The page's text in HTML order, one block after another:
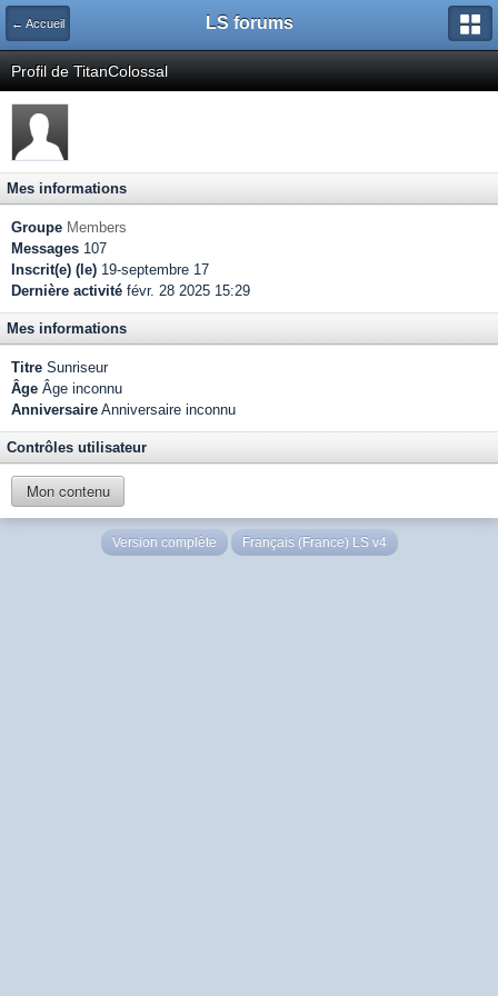
← Accueil LS forums
Profil de TitanColossal
Mes informations
Groupe Members
Messages 107
Inscrit(e) (le) 19-septembre 17
Dernière activité févr. 28 2025 15:29
Mes informations
Titre Sunriseur
Âge Âge inconnu
Anniversaire Anniversaire inconnu
Contrôles utilisateur
Mon contenu
Version complète Français (France) LS v4